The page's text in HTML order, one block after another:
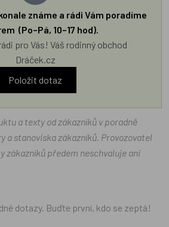
známe a rádi Vám poradíme
(Po–Pá, 10–17 hod).
pro Vás! Váš rodinný obchod
Dráček.cz
Položit dotaz
a texty od zákazníků v poradně
a stanoviska zákazníků. Provozovatel
zákazníků předem neschvaluje ani
dotazy. Buďte první, kdo se zeptá!